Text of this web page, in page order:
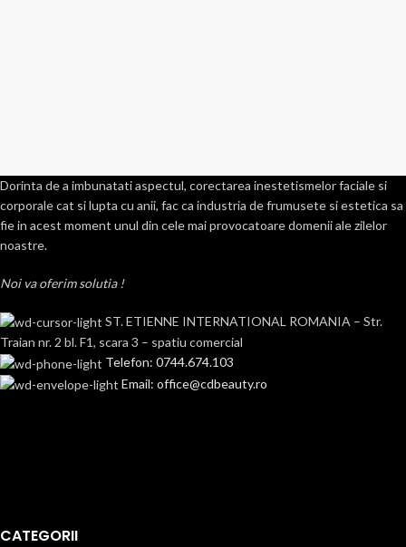
Dorinta de a imbunatati aspectul, corectarea inestetismelor faciale si
corporale cat si lupta cu anii, fac ca industria de frumusete si estetica sa
fie in acest moment unul din cele mai provocatoare domenii ale zilelor
noastre.
Noi va oferim solutia !
ST. ETIENNE INTERNATIONAL ROMANIA – Str.
Traian nr. 2 bl. F1, scara 3 – spatiu comercial
Telefon: 0744.674.103
Email: office@cdbeauty.ro
CATEGORII